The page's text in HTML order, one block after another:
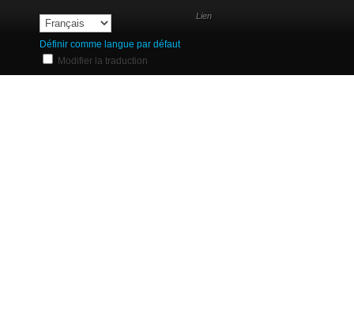
Définir comme langue par défaut
Modifier la traduction
Lien